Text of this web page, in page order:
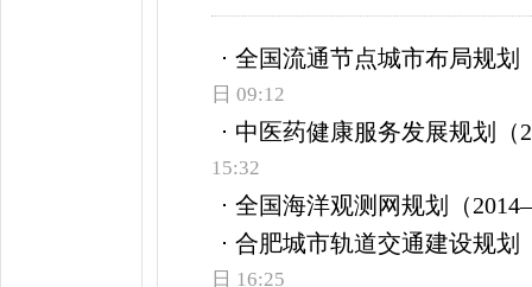
全国流通节点城市布局规划
日 09:12
中医药健康服务发展规划（
15:32
全国海洋观测网规划（
合肥城市轨道交通建设规划
日 16:25